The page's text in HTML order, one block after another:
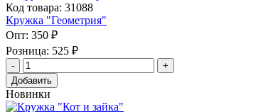
Код товара: 31088
Кружка "Геометрия"
Опт: 350 ₽
Розница: 525 ₽
Добавить
Новинки